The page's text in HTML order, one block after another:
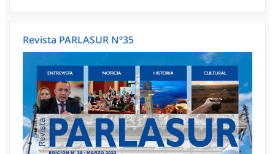
Revista PARLASUR Nº35